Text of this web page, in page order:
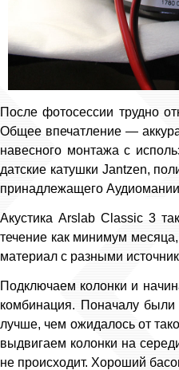
После фотосессии трудно
Общее впечатление —
навесного монтажа с
датские катушки Jantzen,
принадлежащего
Акустика Arslab Classic 3
течение как минимум
материал с разными
Подключаем колонки и
комбинация. Поначалу были
лучше, чем ожидалось от
выдвигаем колонки на
не происходит. Хороший